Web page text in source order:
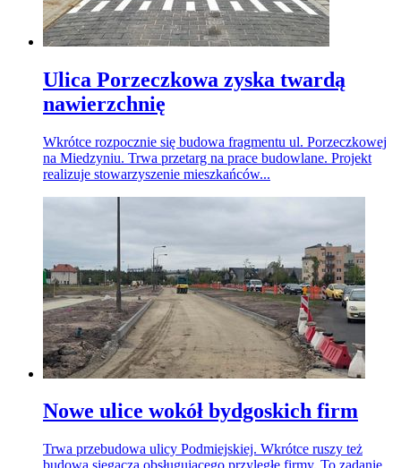
Ulica Porzeczkowa zyska twardą
nawierzchnię
Wkrótce rozpocznie się budowa fragmentu ul. Porzeczkowej
na Miedzyniu. Trwa przetarg na prace budowlane. Projekt
realizuje stowarzyszenie mieszkańców...
Nowe ulice wokół bydgoskich firm
Trwa przebudowa ulicy Podmiejskiej. Wkrótce ruszy też